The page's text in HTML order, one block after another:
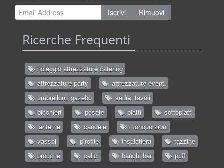
Iscrivi
Rimuovi
Ricerche Frequenti
noleggio attrezzature catering
attrezzature party
attrezzature eventi
ombrelloni, gazebo
sedie, tavoli
bicchieri
posate piatti
sottopiatti
lanterne
candele
monoporzioni
vassoi
pirofile insalatiera
tazzine
brocche
calici banchi bar puff